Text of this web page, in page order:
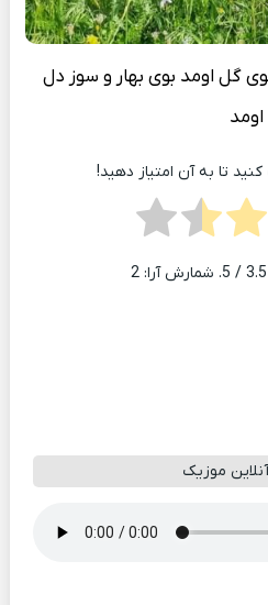
بوی گل اومد بوی بهار و سوز دل
اومد
تا به آن امتیاز دهید!
3.5 / 5. شمارش آرا: 2
موزیک